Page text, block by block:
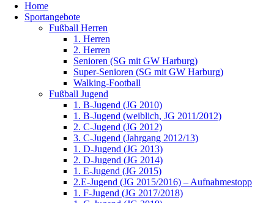
Home
Sportangebote
Fußball Herren
1. Herren
2. Herren
Senioren (SG mit GW Harburg)
Super-Senioren (SG mit GW Harburg)
Walking-Football
Fußball Jugend
1. B-Jugend (JG 2010)
1. B-Jugend (weiblich, JG 2011/2012)
2. C-Jugend (JG 2012)
3. C-Jugend (Jahrgang 2012/13)
1. D-Jugend (JG 2013)
2. D-Jugend (JG 2014)
1. E-Jugend (JG 2015)
2.E-Jugend (JG 2015/2016) – Aufnahmestopp
1. F-Jugend (JG 2017/2018)